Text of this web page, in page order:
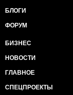
БЛОГИ
ФОРУМ
БИЗНЕС
НОВОСТИ
ГЛАВНОЕ
СПЕЦПРОЕКТЫ